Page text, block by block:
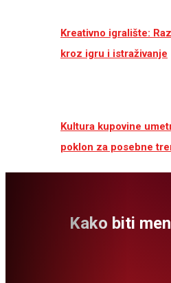
Kreativno igralište:
kroz igru i istraživanje
Kultura kupovine
poklon za posebne
Kako biti